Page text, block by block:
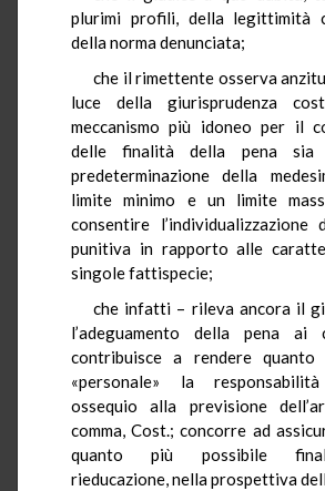
plurimi profili, della legittimità
della norma denunciata;
che il rimettente osserva
luce della giurisprudenza
meccanismo più idoneo per il
delle finalità della pena sia
predeterminazione della
limite minimo e un limite
consentire l’individualizzazione
punitiva in rapporto alle
singole fattispecie;
che infatti – rileva ancora il
l’adeguamento della pena ai
contribuisce a rendere quanto
«personale» la
ossequio alla previsione
comma, Cost.; concorre ad
quanto più possibile
rieducazione, nella prospettiva